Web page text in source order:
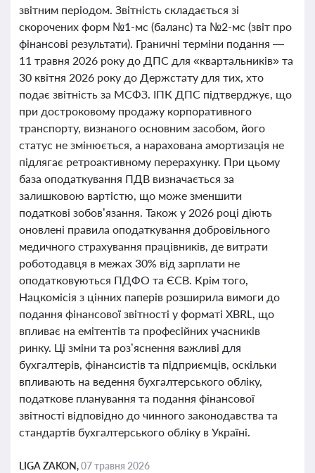
звітним періодом. Звітність складається зі
скорочених форм №1-мс (баланс) та №2-мс (звіт про
фінансові результати). Граничні терміни подання —
11 травня 2026 року до ДПС для «квартальників» та
30 квітня 2026 року до Держстату для тих, хто
подає звітність за МСФЗ. ІПК ДПС підтверджує, що
при достроковому продажу корпоративного
транспорту, визнаного основним засобом, його
статус не змінюється, а нарахована амортизація не
підлягає ретроактивному перерахунку. При цьому
база оподаткування ПДВ визначається за
залишковою вартістю, що може зменшити
податкові зобов’язання. Також у 2026 році діють
оновлені правила оподаткування добровільного
медичного страхування працівників, де витрати
роботодавця в межах 30% від зарплати не
оподатковуються ПДФО та ЄСВ. Крім того,
Нацкомісія з цінних паперів розширила вимоги до
подання фінансової звітності у форматі XBRL, що
впливає на емітентів та професійних учасників
ринку. Ці зміни та роз’яснення важливі для
бухгалтерів, фінансистів та підприємців, оскільки
впливають на ведення бухгалтерського обліку,
податкове планування та подання фінансової
звітності відповідно до чинного законодавства та
стандартів бухгалтерського обліку в Україні.
LIGA ZAKON,07 травня 2026